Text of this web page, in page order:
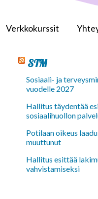
Verkkokurssit
STM
Sosiaali- ja
vuodelle 2027
Hallitus täydentää
sosiaalihuollon
Potilaan oikeus
muuttunut
Hallitus esittää
vahvistamiseksi